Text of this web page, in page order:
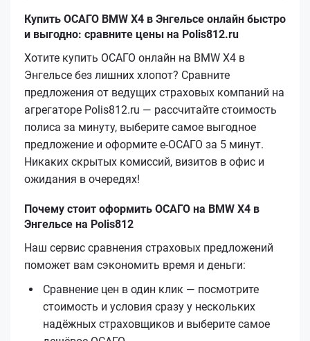
Купить ОСАГО BMW X4 в Энгельсе онлайн быстро
и выгодно: сравните цены на Polis812.ru
Хотите купить ОСАГО онлайн на BMW X4 в
Энгельсе без лишних хлопот? Сравните
предложения от ведущих страховых компаний на
агрегаторе Polis812.ru — рассчитайте стоимость
полиса за минуту, выберите самое выгодное
предложение и оформите е‑ОСАГО за 5 минут.
Никаких скрытых комиссий, визитов в офис и
ожидания в очередях!
Почему стоит оформить ОСАГО на BMW X4 в
Энгельсе на Polis812
Наш сервис сравнения страховых предложений
поможет вам сэкономить время и деньги:
Сравнение цен в один клик — посмотрите
стоимость и условия сразу у нескольких
надёжных страховщиков и выберите самое